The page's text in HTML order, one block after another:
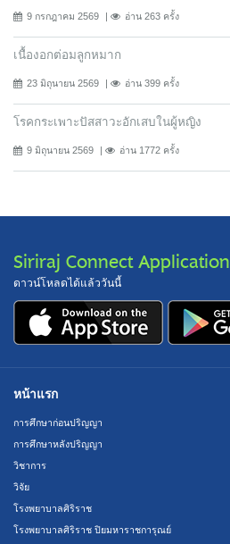
9 กรกฎาคม 2569 อ่าน 263 ครั้ง
เนื้องอกต่อมลูกหมาก
23 มิถุนายน 2569 อ่าน 399 ครั้ง
โรคกระเพาะปัสสาวะอักเสบในผู้หญิง
9 มิถุนายน 2569 อ่าน 1772 ครั้ง
Siriraj Connect Application
ดาวน์โหลดได้แล้ววันนี้
หน้าแรก
การศึกษาก่อนปริญญา
การศึกษาหลังปริญญา
วิชาการ
วิจัย
โรงพยาบาลศิริราช
โรงพยาบาลศิริราช ปิยมหาราชการุณย์